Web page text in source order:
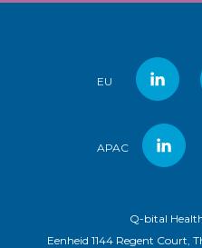
EU
APAC
Q-bital
Eenheid 1144 Regent Court,